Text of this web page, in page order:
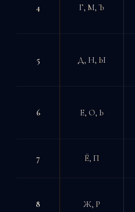
4 Г, М, Ъ
5 Д, Н, Ы
6 Е, О, Ь
7 Ё, П
8 Ж, Р